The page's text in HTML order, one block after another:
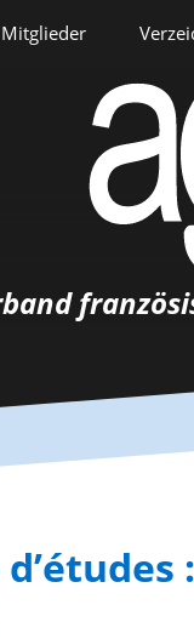
Mitglieder
Persönlicher Bereich